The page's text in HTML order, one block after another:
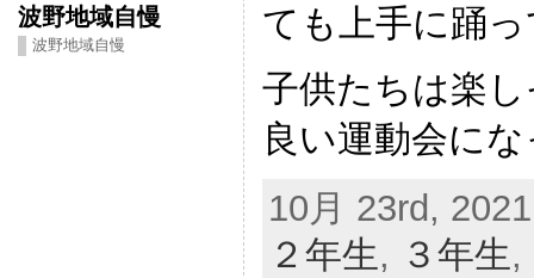
波野地域自慢
波野地域自慢
ても上手に踊
子供たちは楽
良い運動会に
10月 23rd,
２年生, ３年生,